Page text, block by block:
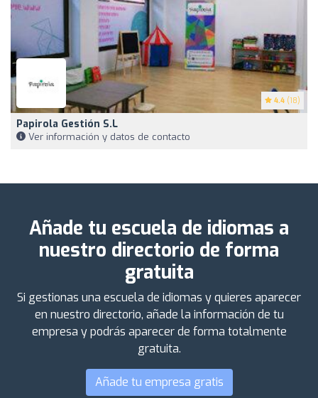
4.4 (18)
Papirola Gestión S.L
Ver información y datos de contacto
Añade tu escuela de idiomas a
nuestro directorio de forma
gratuita
Si gestionas una escuela de idiomas y quieres aparecer
en nuestro directorio, añade la información de tu
empresa y podrás aparecer de forma totalmente
gratuita.
Añade tu empresa gratis